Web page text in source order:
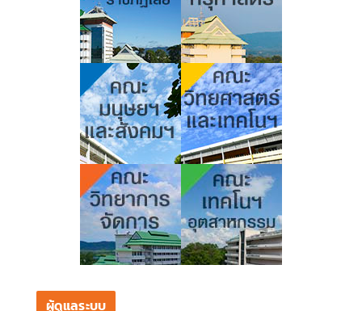
ผู้ดูแลระบบ